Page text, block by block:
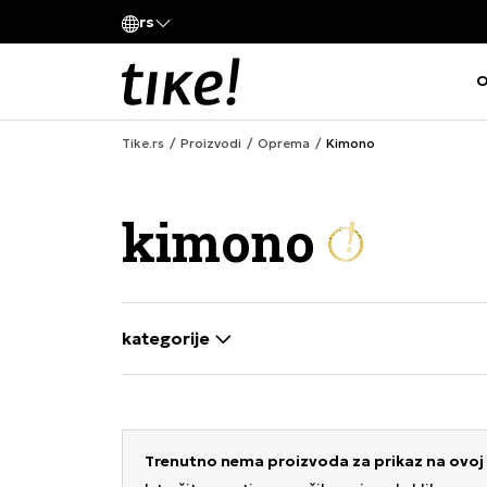
rs
Tike.rs Proizvodi Oprema Kimono
kimono
selecting a filter closes the filters and
kategorije
Trenutno nema proizvoda za prikaz na